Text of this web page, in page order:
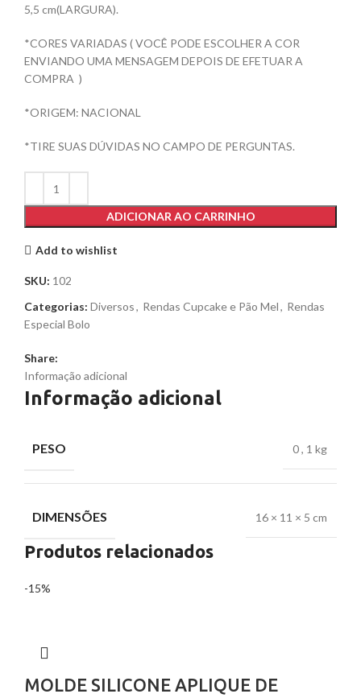
5,5 cm(LARGURA).
*CORES VARIADAS ( VOCÊ PODE ESCOLHER A COR
ENVIANDO UMA MENSAGEM DEPOIS DE EFETUAR A
COMPRA )
*ORIGEM: NACIONAL
*TIRE SUAS DÚVIDAS NO CAMPO DE PERGUNTAS.
ADICIONAR AO CARRINHO
Add to wishlist
SKU: 102
Categorias: Diversos, Rendas Cupcake e Pão Mel, Rendas
Especial Bolo
Share:
Informação adicional
Informação adicional
PESO 0, 1 kg
DIMENSÕES 16 × 11 × 5 cm
Produtos relacionados
-15%
MOLDE SILICONE APLIQUE DE